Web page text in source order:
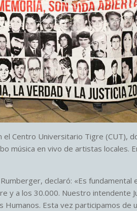
Centro Universitario Tigre (CUT),
música en vivo de artistas locales.
declaró: «Es
y a los 30.000. Nuestro intendente
Esta vez participamos de